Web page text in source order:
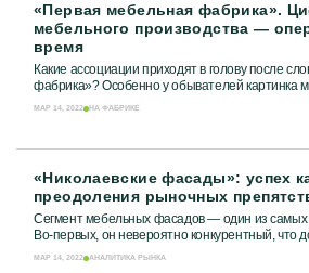
«Первая мебельная фабрика».
мебельного производства —
время
Какие ассоциации приходят в голову после
фабрика»? Особенно у обывателей картинка
футуристическая, как в...
МАР 14, 2022 НА ФАБРИКЕ
«Николаевские фасады»: успех
преодоления рыночных
Сегмент мебельных фасадов — один из самых
Во-первых, он невероятно конкурентный, что
АМДПР, согласно которым доля...
МАР 14, 2022 АНАЛИТИКА РЫНКА